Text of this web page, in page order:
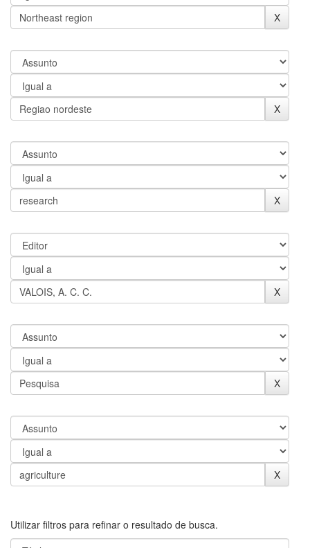
Utilizar filtros para refinar o resultado de busca.